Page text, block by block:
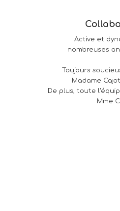
Active et
nombreuses
Toujours
Madame
De plus, toute
Mme